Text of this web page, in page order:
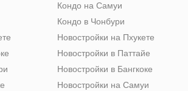
Кондо на Самуи
Кондо в Чонбури
Новостройки на Пхукете
Новостройки в Паттайе
Новостройки в Бангкоке
Новостройки на Самуи